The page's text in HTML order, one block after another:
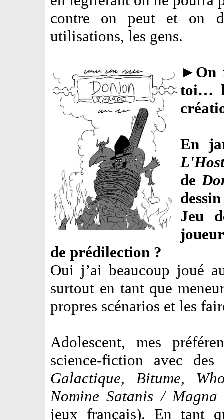
contre on peut et on
utilisations, les gens.
► On
toi…
En
de
Jeu
de prédilection ?
Oui j’ai beaucoup joué
surtout en tant que
propres scénarios et les
Adolescent, mes
science-fiction avec
Galactique, Bitume,
Nomine Satanis / Magna
jeux français). En tant